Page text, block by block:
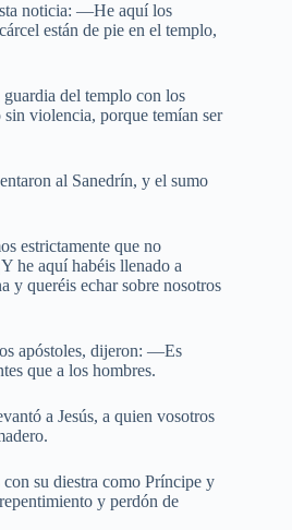
noticia: —He aquí los
están de pie en el templo,
del templo con los
violencia, porque temían ser
al Sanedrín, y el sumo
estrictamente que no
he aquí habéis llenado a
y queréis echar sobre nosotros
apóstoles, dijeron: —Es
que a los hombres.
a Jesús, a quien vosotros
su diestra como Príncipe y
y perdón de